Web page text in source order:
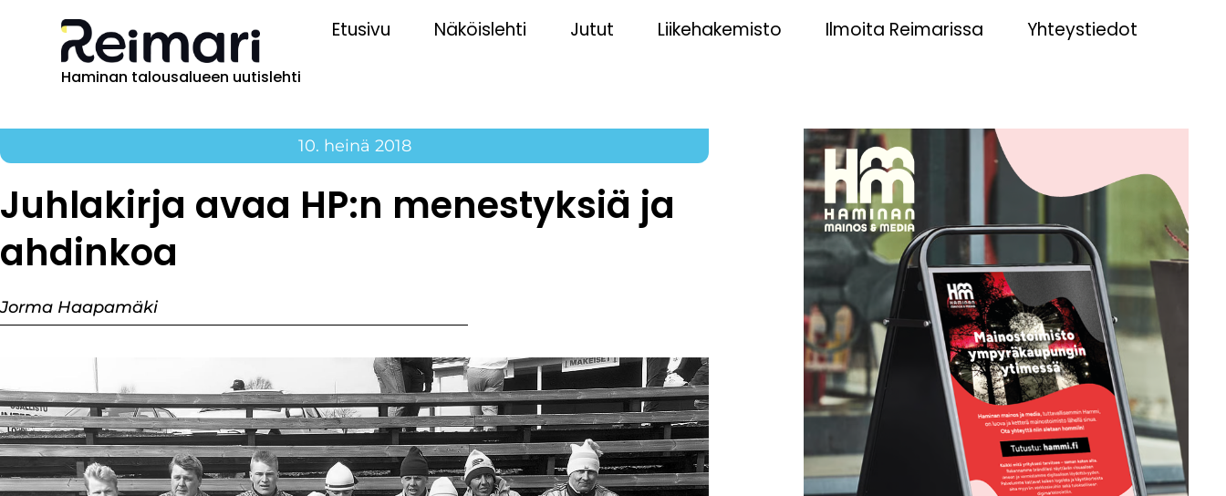
Haminan talousalueen uutislehti
Etusivu Näköislehti Jutut Liikehakemisto Ilmoita Reimarissa Yhteystiedot
10. heinä 2018
Juhlakirja avaa HP:n menestyksiä ja
ahdinkoa
Jorma Haapamäki